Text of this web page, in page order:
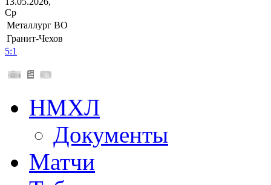
Ср
Металлург ВО
Гранит-Чехов
5:1
НМХЛ
Документы
Матчи